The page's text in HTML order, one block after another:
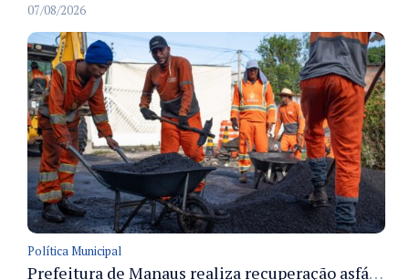
07/08/2026
Política Municipal
Prefeitura de Manaus realiza recuperação asfáltica na rua Canário do Campo e amplia mobilidade na zona Norte